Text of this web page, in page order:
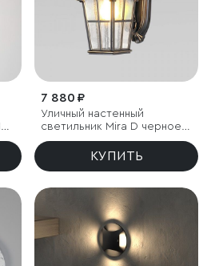
7 880 ₽
Уличный настенный
светильник Mira D черное
золото IP33
КУПИТЬ